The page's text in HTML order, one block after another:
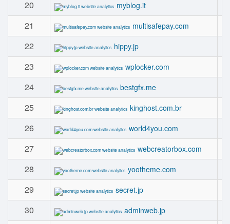
20 myblog.it
21 multisafepay.com
22 hippy.jp
23 wplocker.com
24 bestgfx.me
25 kinghost.com.br
26 world4you.com
27 webcreatorbox.com
28 yootheme.com
29 secret.jp
30 adminweb.jp